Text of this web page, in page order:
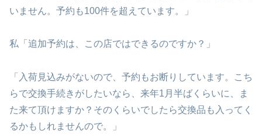
いません。予約も100件を超えています。」
私「追加予約は、この店ではできるのですか？」
「入荷見込みがないので、予約もお断りしています。こち
らで交換手続きがしたいなら、来年1月半ばくらいに、ま
た来て頂けますか？そのくらいでしたら交換品も入ってく
るかもしれませんので。」